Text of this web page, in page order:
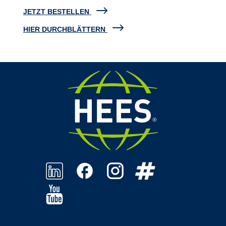
JETZT BESTELLEN
HIER DURCHBLÄTTERN